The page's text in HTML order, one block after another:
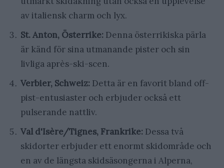
av italiensk charm och lyx.
St. Anton, Österrike: Denna österrikiska pärla
är känd för sina utmanande pister och sin
livliga après-ski-scen.
Verbier, Schweiz: Detta är en favorit bland off-
pist-entusiaster och erbjuder också ett
pulserande nattliv.
Val d'Isère/Tignes, Frankrike: Dessa två
skidorter erbjuder ett enormt skidområde och
en av de längsta skidsäsongerna i Alperna,